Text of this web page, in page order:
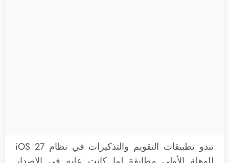
تبدو تطبيقات التقويم والتذكيرات في نظام iOS 27